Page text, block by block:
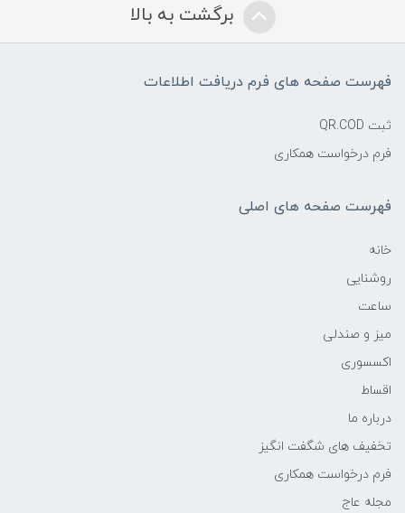
برگشت به بالا
فهرست صفحه های فرم دریافت اطلاعات
ثبت QR.COD
فرم درخواست همکاری
فهرست صفحه های اصلی
خانه
روشنایی
ساعت
میز و صندلی
اکسسوری
اقساط
درباره ما
تخفیف های شگفت انگیز
فرم درخواست همکاری
مجله عاج